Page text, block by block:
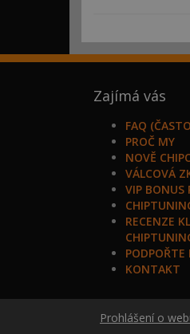
Zajímá vás
FAQ
PROČ MY
NOVĚ
VÁLCOVÁ
VIP BONUS
RECENZE
PODPOŘTE
KONTAKT
Prohlášení o